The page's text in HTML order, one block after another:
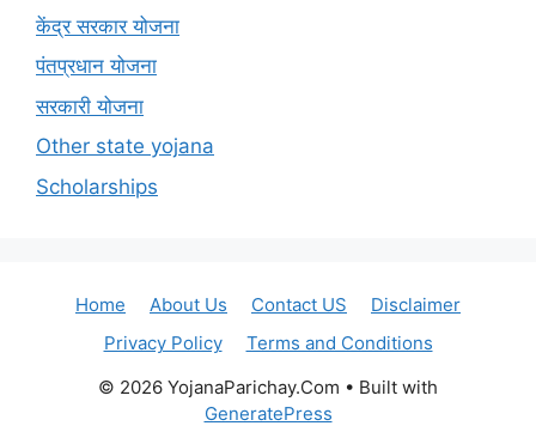
केंद्र सरकार योजना
पंतप्रधान योजना
सरकारी योजना
Other state yojana
Scholarships
Home About Us Contact US
Disclaimer
Privacy Policy
Terms and Conditions
© 2026 YojanaParichay.Com • Built with
GeneratePress